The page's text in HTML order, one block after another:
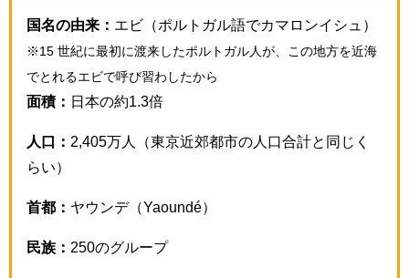
国名の由来： エビ（ポルトガル語でカマロンイシュ）
※15 世紀に最初に渡来したポルトガル人が、この地方を近海
でとれるエビで呼び習わしたから
面積： 日本の約1.3倍
人口： 2,405万人（東京近郊都市の人口合計と同じく
らい）
首都： ヤウンデ（Yaoundé）
民族： 250のグループ